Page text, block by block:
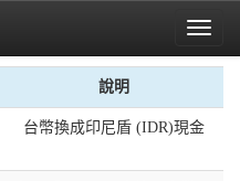
Toggle
說明
台幣換成印尼盾 (IDR)現金